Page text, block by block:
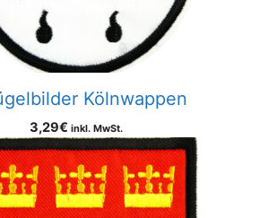
Kölnwappen
3,29€ inkl. MwSt.